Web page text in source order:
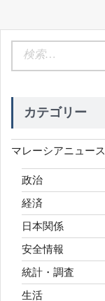
カテゴリー
マレーシアニュース
政治
経済
日本関係
安全情報
統計・調査
生活